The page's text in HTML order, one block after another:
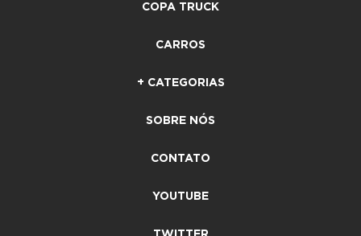
COPA TRUCK
CARROS
+ CATEGORIAS
SOBRE NÓS
CONTATO
YOUTUBE